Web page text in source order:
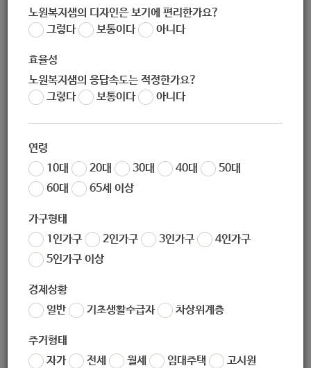
노원복지샘의 디자인은 보기에 편리한가요?
그렇다
보통이다 아니다
효율성
노원복지샘의 응답속도는 적정한가요?
그렇다
보통이다 아니다
연령
10대
20대 30대 40대
50대
60대
65세 이상
가구형태
1인가구
2인가구 3인가구
4인가구
5인가구 이상
경제상황
일반
기초생활수급자 차상위계층
주거형태
자가
전세 월세 임대주택
고시원
[사회적경제혁신성장사업] 2020 사회적경제혁신성장사업 다붓
다붓 아이디어 공모전 (창업 아이디어 & 홍보영상)
작성자 노원 복지샘
작성일 2020-12-04 09:36
안녕하세요!
사회적경제혁신성장사업
어 공모전’이올해도 어김없이 돌아왔습니다.
매년 정말 많은 분들의 관심 덕분에 성황리에 공모전이 진행될
해할 수 있었어요.
이번 공모전 역시 많은 분들이 참여해 주시길 기대하겠습니다!